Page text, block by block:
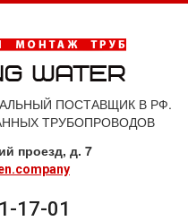
ПОСТАВЩИК В РФ.
ТРУБОПРОВОДОВ
проезд, д. 7
17-01